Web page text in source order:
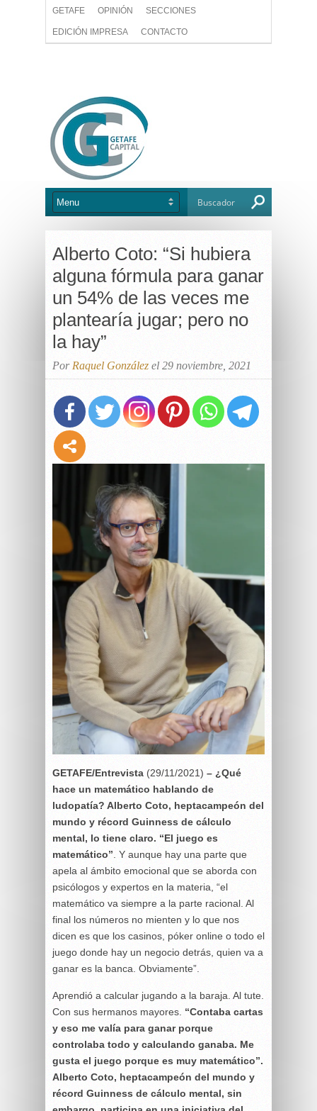
GETAFE OPINIÓN SECCIONES
EDICIÓN IMPRESA CONTACTO
Alberto Coto: “Si hubiera
alguna fórmula para ganar
un 54% de las veces me
plantearía jugar; pero no
la hay”
Por Raquel González el 29 noviembre, 2021
GETAFE/Entrevista (29/11/2021) – ¿Qué
hace un matemático hablando de
ludopatía? Alberto Coto, heptacampeón del
mundo y récord Guinness de cálculo
mental, lo tiene claro. “El juego es
matemático”. Y aunque hay una parte que
apela al ámbito emocional que se aborda con
psicólogos y expertos en la materia, “el
matemático va siempre a la parte racional. Al
final los números no mienten y lo que nos
dicen es que los casinos, póker online o todo el
juego donde hay un negocio detrás, quien va a
ganar es la banca. Obviamente”.
Aprendió a calcular jugando a la baraja. Al tute.
Con sus hermanos mayores. “Contaba cartas
y eso me valía para ganar porque
controlaba todo y calculando ganaba. Me
gusta el juego porque es muy matemático”.
Alberto Coto, heptacampeón del mundo y
récord Guinness de cálculo mental, sin